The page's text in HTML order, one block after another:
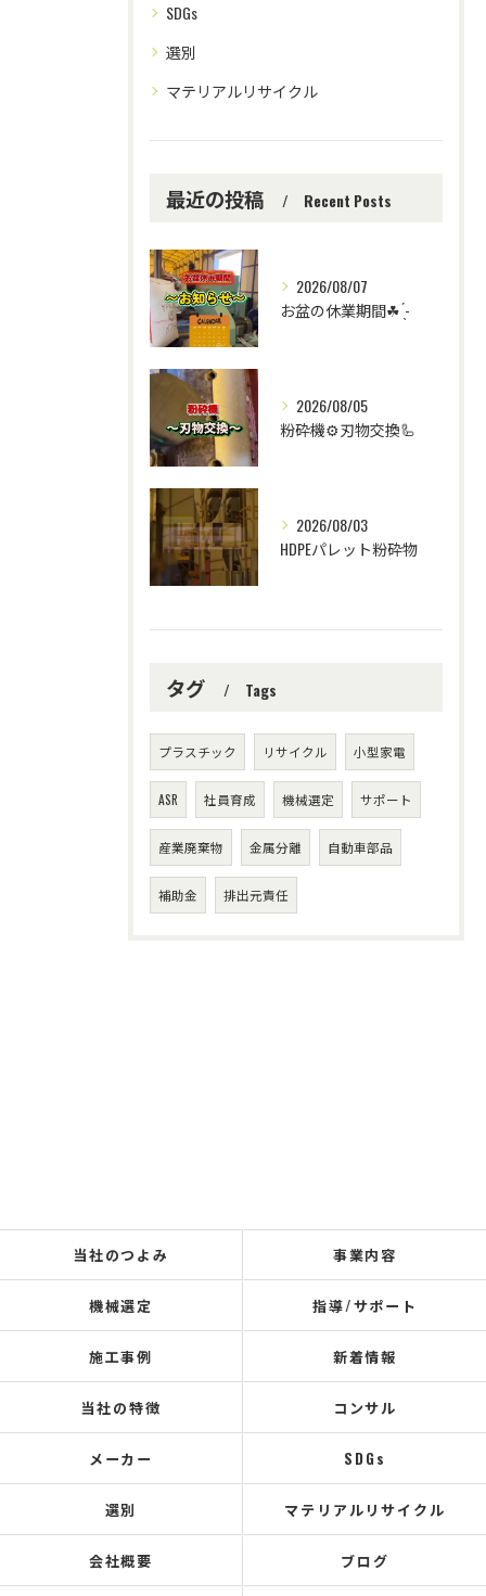
SDGs
選別
マテリアルリサイクル
最近の投稿 Recent Posts
2026/08/07
お盆の休業期間☘ ̖́-
2026/08/05
粉砕機⚙️刃物交換🦾
2026/08/03
HDPEパレット粉砕物
タグ Tags
プラスチック リサイクル 小型家電
ASR 社員育成 機械選定 サポート
産業廃棄物 金属分離 自動車部品
補助金 排出元責任
当社のつよみ 事業内容
機械選定 指導/サポート
施工事例 新着情報
当社の特徴 コンサル
メーカー SDGs
選別 マテリアルリサイクル
会社概要 ブログ